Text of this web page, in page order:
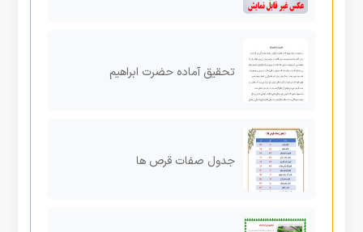
تحقیق آماده حضرت ابراهیم
جدول صفات قرص ها